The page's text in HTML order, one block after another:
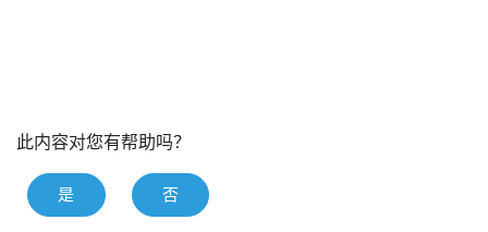
此内容对您有帮助吗？
是 否